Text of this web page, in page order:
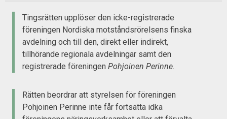
Tingsrätten upplöser den icke-registrerade
föreningen Nordiska motståndsrörelsens finska
avdelning och till den, direkt eller indirekt,
tillhörande regionala avdelningar samt den
registrerade föreningenPohjoinen Perinne.
Rätten beordrar att styrelsen för föreningen
Pohjoinen Perinne inte får fortsätta idka